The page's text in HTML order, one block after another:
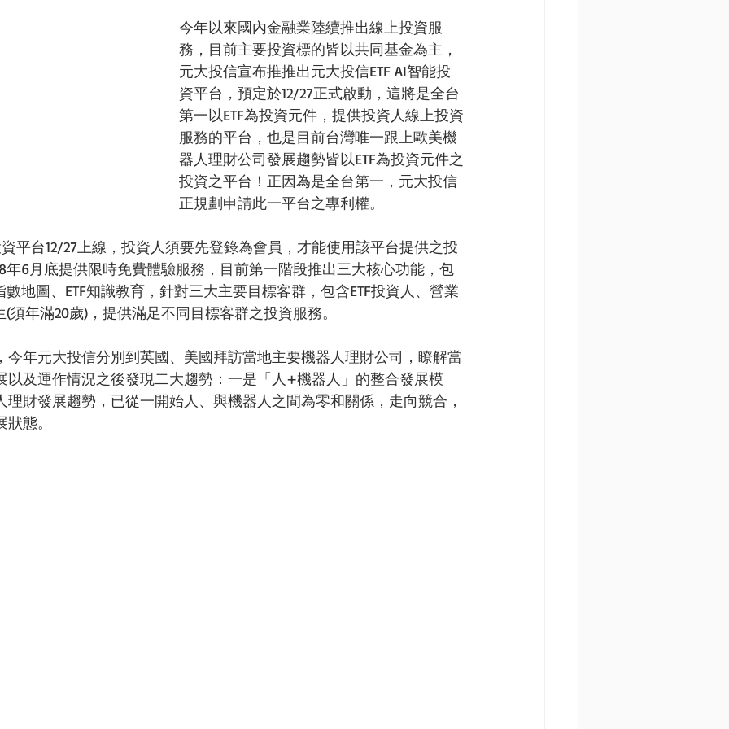
今年以來國內金融業陸續推出線上投資服
務，目前主要投資標的皆以共同基金為主，
元大投信宣布推推出元大投信ETF AI智能投
資平台，預定於12/27正式啟動，這將是全台
第一以ETF為投資元件，提供投資人線上投資
服務的平台，也是目前台灣唯一跟上歐美機
器人理財公司發展趨勢皆以ETF為投資元件之
投資之平台！正因為是全台第一，元大投信
正規劃申請此一平台之專利權。
資平台12/27上線，投資人須要先登錄為會員，才能使用該平台提供之投
年6月底提供限時免費體驗服務，目前第一階段推出三大核心功能，包
數地圖、ETF知識教育，針對三大主要目標客群，包含ETF投資人、營業
年滿20歲)，提供滿足不同目標客群之投資服務。
今年元大投信分別到英國、美國拜訪當地主要機器人理財公司，瞭解當
以及運作情況之後發現二大趨勢：一是「人+機器人」的整合發展模
理財發展趨勢，已從一開始人、與機器人之間為零和關係，走向競合，
態。